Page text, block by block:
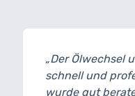
die Durchsicht wurden
durchgeführt. Ich
der Preis war fair.